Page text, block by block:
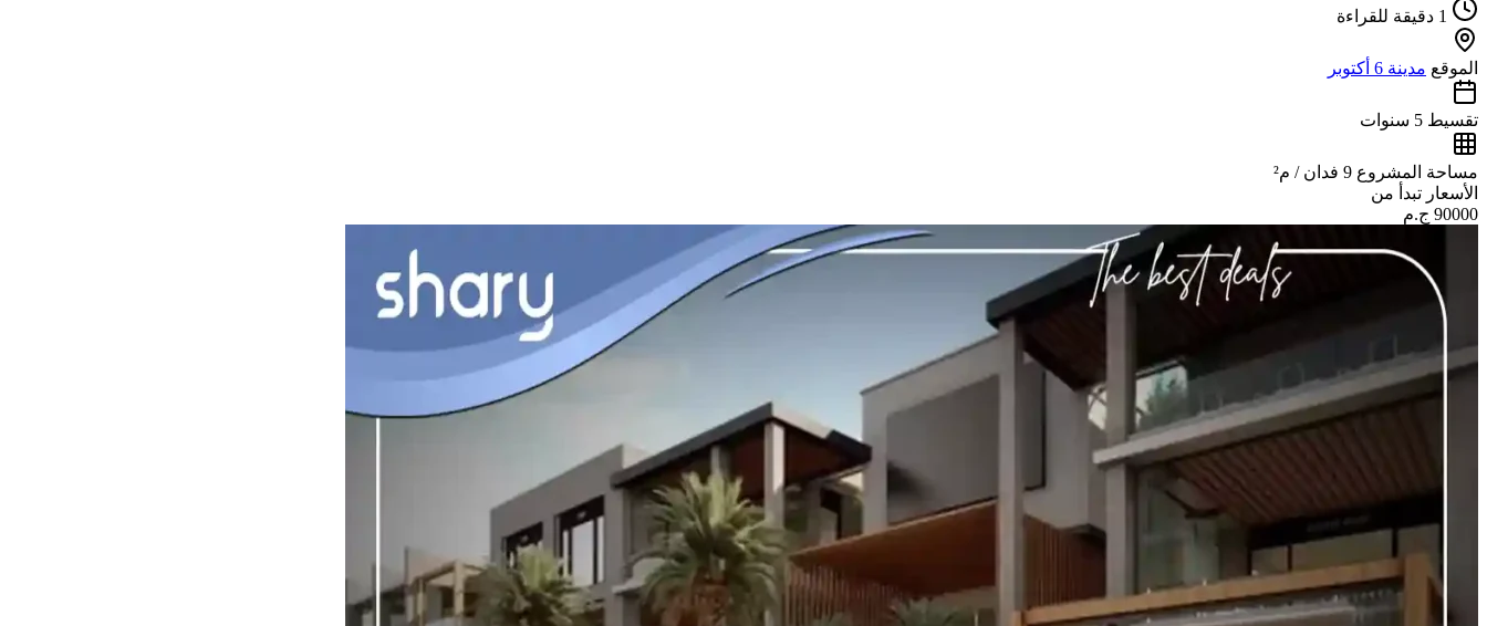
1 دقيقة للقراءة
الموقع مدينة 6 أكتوبر
تقسيط 5 سنوات
مساحة المشروع 9 فدان / م²
الأسعار تبدأ من
90000 ج.م